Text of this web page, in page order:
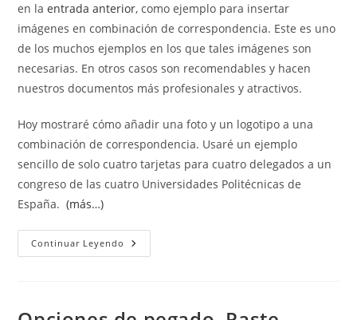
en laentrada anterior, como ejemplo para insertar
imágenes en combinación de correspondencia. Este es uno
de los muchos ejemplos en los que tales imágenes son
necesarias. En otros casos son recomendables y hacen
nuestros documentos más profesionales y atractivos.
Hoy mostraré cómo añadir una foto y un logotipo a una
combinación de correspondencia. Usaré un ejemplo
sencillo de solo cuatro tarjetas para cuatro delegados a un
congreso de las cuatro Universidades Politécnicas de
España.(más…)
Continuar Leyendo Insertar
Imágenes